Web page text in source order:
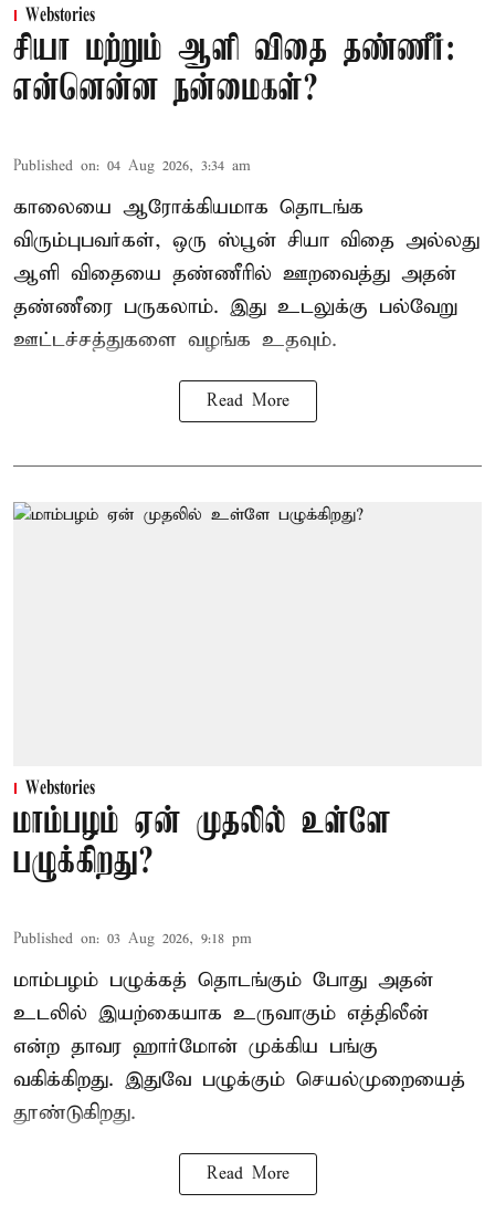
Webstories
சியா மற்றும் ஆளி விதை தண்ணீர்:
என்னென்ன நன்மைகள்?
Published on: 04 Aug 2026, 3:34 am
காலையை ஆரோக்கியமாக தொடங்க
விரும்புபவர்கள், ஒரு ஸ்பூன் சியா விதை அல்லது
ஆளி விதையை தண்ணீரில் ஊறவைத்து அதன்
தண்ணீரை பருகலாம். இது உடலுக்கு பல்வேறு
ஊட்டச்சத்துகளை வழங்க உதவும்.
Read More
Webstories
மாம்பழம் ஏன் முதலில் உள்ளே
பழுக்கிறது?
Published on: 03 Aug 2026, 9:18 pm
மாம்பழம் பழுக்கத் தொடங்கும் போது அதன்
உடலில் இயற்கையாக உருவாகும் எத்திலீன்
என்ற தாவர ஹார்மோன் முக்கிய பங்கு
வகிக்கிறது. இதுவே பழுக்கும் செயல்முறையைத்
தூண்டுகிறது.
Read More